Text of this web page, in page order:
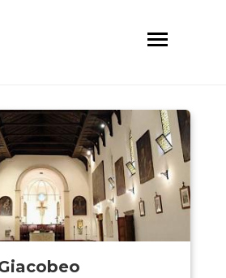
Toggle